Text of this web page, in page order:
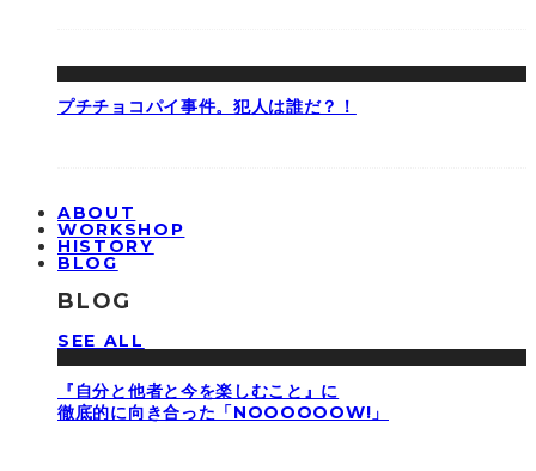
プチチョコパイ事件。犯人は誰だ？！
ABOUT
WORKSHOP
HISTORY
BLOG
BLOG
SEE ALL
『自分と他者と今を楽しむこと』に
徹底的に向き合った「NOOOOOOW!」